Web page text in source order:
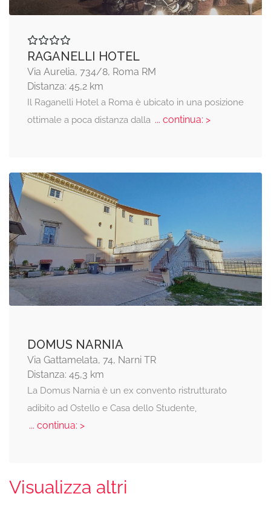
RAGANELLI HOTEL
Via Aurelia, 734/8, Roma RM
Distanza: 45,2 km
Il Raganelli Hotel a Roma è ubicato in una posizione
ottimale a poca distanza dalla... continua: >
DOMUS NARNIA
Via Gattamelata, 74, Narni TR
Distanza: 45,3 km
La Domus Narnia è un ex convento ristrutturato
adibito ad Ostello e Casa dello Studente,
... continua: >
Visualizza altri